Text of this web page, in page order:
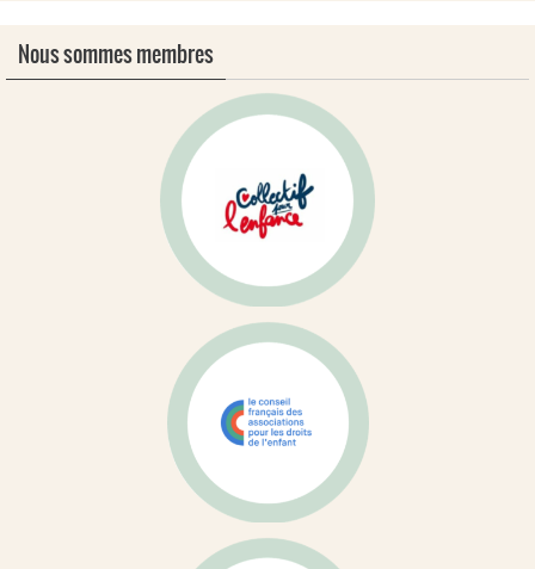
Nous sommes membres